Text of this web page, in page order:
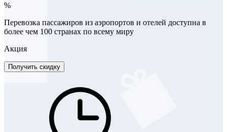
%
Перевозка пассажиров из аэропортов и отелей доступна в
более чем 100 странах по всему миру
Акция
Получить скидку